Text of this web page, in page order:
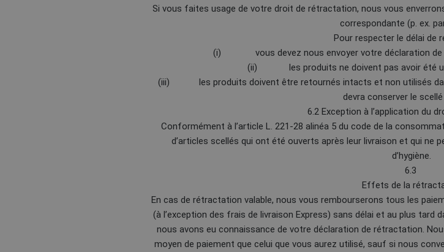
Si vous faites usage de votre droit de rétractation, nous vous
correspondante (p. ex.
Pour respecter le délai de
(i) vous devez nous envoyer votre déclaration de
(ii) les produits ne doivent pas avoir été
(iii) les produits doivent être retournés intacts et non utilisés dans
devra conserver le scellé
6.2 Exception à l’application du
Conformément à l’article L. 221-28 alinéa 5 du code de la
d’articles scellés qui ont été ouverts après leur livraison et qui ne
d’hygiène.
6.3
Effets de la
En cas de rétractation valable, nous vous rembourserons tous les
(à l’exception des frais de livraison Express) sans délai et au plus tard
nous avons eu connaissance de votre déclaration de rétractation.
moyen de paiement que celui que vous aurez utilisé, sauf si nous